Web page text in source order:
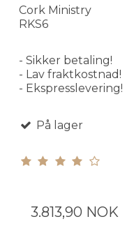
Cork Ministry
RKS6
- Sikker betaling!
- Lav fraktkostnad!
- Ekspresslevering!
På lager
3.813,90 NOK